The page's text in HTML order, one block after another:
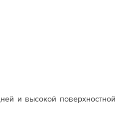
и высокой поверхностной